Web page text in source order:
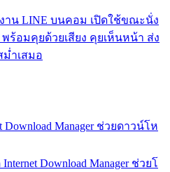
าน LINE บนคอม เปิดใช้ขณะนั่ง
ร้อมคุยด้วยเสียง คุยเห็นหน้า ส่ง
ม่ำเสมอ
Manager ช่วยดาวน์โห
Download Manager ช่วยโ